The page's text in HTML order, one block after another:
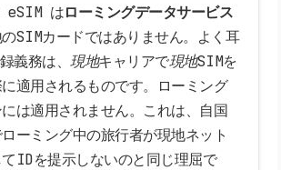
はローミングデータサービス
SIMカードではありません。よく耳
義務は、 現地キャリアで現地SIMを
適用されるものです。ローミング
は適用されません。これは、自国
ーミング中の旅行者が現地ネット
IDを提示しないのと同じ理屈で